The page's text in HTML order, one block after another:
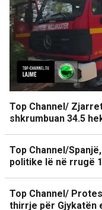
Top Channel/
shkrumbuan 34.5
Top Channel/
politike lë në rrugë
Top Channel/
thirrje për Gjykatën